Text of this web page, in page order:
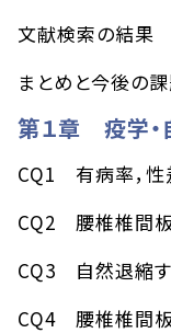
文献検索の結果
まとめと今後の
第１章 疫学・
CQ1 有病率，性
CQ2 腰椎椎間
CQ3 自然退縮
CQ4 腰椎椎間板